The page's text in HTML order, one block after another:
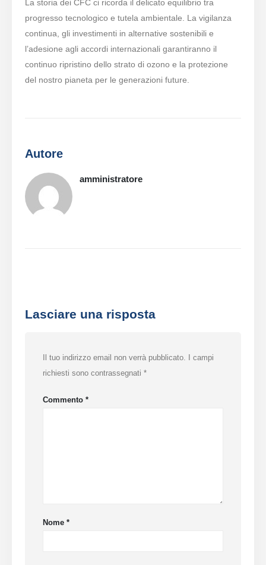
La storia dei CFC ci ricorda il delicato equilibrio tra
progresso tecnologico e tutela ambientale. La vigilanza
continua, gli investimenti in alternative sostenibili e
l’adesione agli accordi internazionali garantiranno il
continuo ripristino dello strato di ozono e la protezione
del nostro pianeta per le generazioni future.
Autore
amministratore
Lasciare una risposta
Il tuo indirizzo email non verrà pubblicato.
I campi
richiesti sono contrassegnati*
Commento*
Nome*